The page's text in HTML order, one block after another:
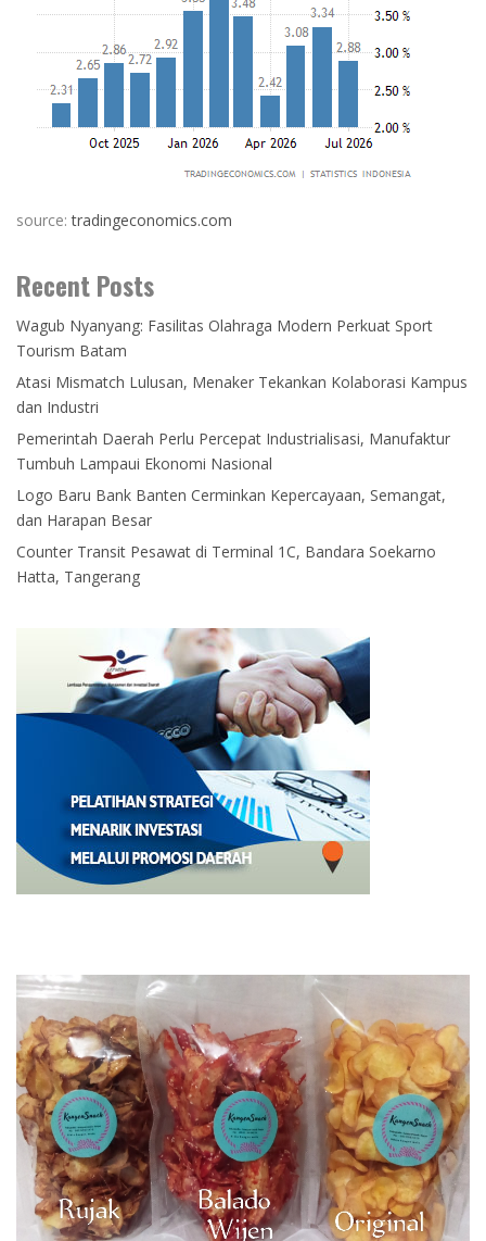
source:tradingeconomics.com
Recent Posts
Wagub Nyanyang: Fasilitas Olahraga Modern Perkuat Sport
Tourism Batam
Atasi Mismatch Lulusan, Menaker Tekankan Kolaborasi Kampus
dan Industri
Pemerintah Daerah Perlu Percepat Industrialisasi, Manufaktur
Tumbuh Lampaui Ekonomi Nasional
Logo Baru Bank Banten Cerminkan Kepercayaan, Semangat,
dan Harapan Besar
Counter Transit Pesawat di Terminal 1C, Bandara Soekarno
Hatta, Tangerang